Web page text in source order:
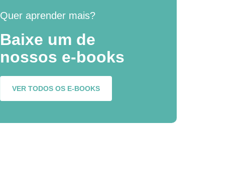
Quer aprender mais?
Baixe um de
nossos e-books
VER TODOS OS E-BOOKS